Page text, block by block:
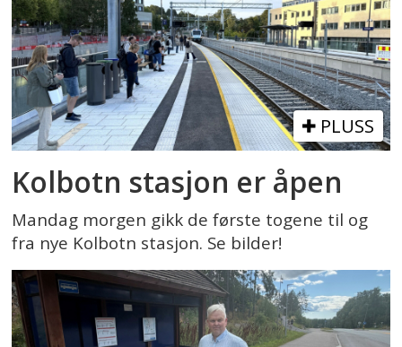
PLUSS
Kolbotn stasjon er åpen
Mandag morgen gikk de første togene til og
fra nye Kolbotn stasjon. Se bilder!